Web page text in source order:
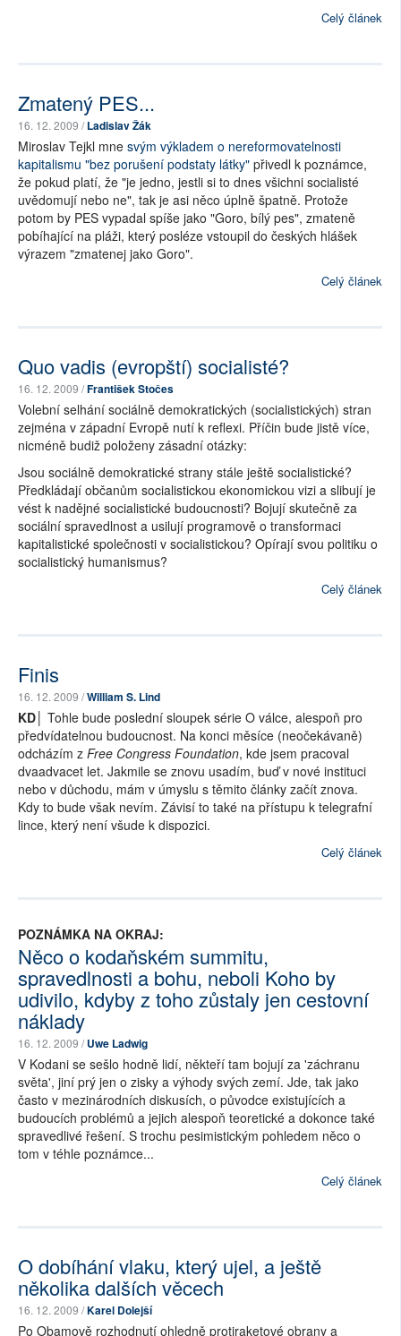
Celý článek
Zmatený PES...
16. 12. 2009 /Ladislav Žák
Miroslav Tejkl mne svým výkladem o nereformovatelnosti
kapitalismu "bez porušení podstaty látky" přivedl k poznámce,
že pokud platí, že "je jedno, jestli si to dnes všichni socialisté
uvědomují nebo ne", tak je asi něco úplně špatně. Protože
potom by PES vypadal spíše jako "Goro, bílý pes", zmateně
pobíhající na pláži, který posléze vstoupil do českých hlášek
výrazem "zmatenej jako Goro".
Celý článek
Quo vadis (evropští) socialisté?
16. 12. 2009 /František Stočes
Volební selhání sociálně demokratických (socialistických) stran
zejména v západní Evropě nutí k reflexi. Příčin bude jistě více,
nicméně budiž položeny zásadní otázky:
Jsou sociálně demokratické strany stále ještě socialistické?
Předkládají občanům socialistickou ekonomickou vizi a slibují je
vést k nadějné socialistické budoucnosti? Bojují skutečně za
sociální spravedlnost a usilují programově o transformaci
kapitalistické společnosti v socialistickou? Opírají svou politiku o
socialistický humanismus?
Celý článek
Finis
16. 12. 2009 /William S. Lind
KD│
Tohle bude poslední sloupek série O válce, alespoň pro
předvídatelnou budoucnost. Na konci měsíce (neočekávaně)
odcházím z Free Congress Foundation, kde jsem pracoval
dvaadvacet let. Jakmile se znovu usadím, buď v nové instituci
nebo v důchodu, mám v úmyslu s těmito články začít znova.
Kdy to bude však nevím. Závisí to také na přístupu k telegrafní
lince, který není všude k dispozici.
Celý článek
POZNÁMKA NA OKRAJ:
Něco o kodaňském summitu,
spravedlnosti a bohu, neboli Koho by
udivilo, kdyby z toho zůstaly jen cestovní
náklady
16. 12. 2009 /Uwe Ladwig
V Kodani se sešlo hodně lidí, někteří tam bojují za 'záchranu
světa', jiní prý jen o zisky a výhody svých zemí. Jde, tak jako
často v mezinárodních diskusích, o původce existujících a
budoucích problémů a jejich alespoň teoretické a dokonce také
spravedlivé řešení. S trochu pesimistickým pohledem něco o
tom v téhle poznámce...
Celý článek
O dobíhání vlaku, který ujel, a ještě
několika dalších věcech
16. 12. 2009 /Karel Dolejší
Po Obamově rozhodnutí ohledně protiraketové obrany a